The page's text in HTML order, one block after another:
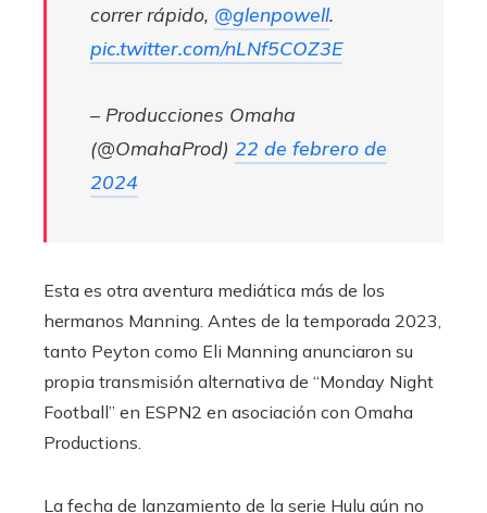
correr rápido, @glenpowell.
pic.twitter.com/nLNf5COZ3E
– Producciones Omaha
(@OmahaProd) 22 de febrero de
2024
Esta es otra aventura mediática más de los
hermanos Manning. Antes de la temporada 2023,
tanto Peyton como Eli Manning anunciaron su
propia transmisión alternativa de “Monday Night
Football” en ESPN2 en asociación con Omaha
Productions.
La fecha de lanzamiento de la serie Hulu aún no